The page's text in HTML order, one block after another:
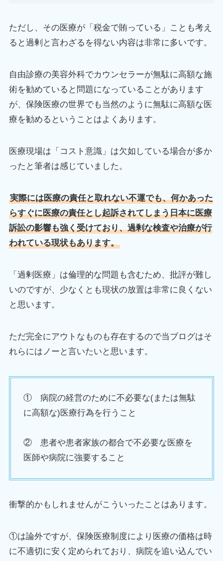
ただし、その医療が「税金で賄っている」ことも考え
ると過剰と言わざるを得ない内容は非常に多いです。
自由診療の美容外科でカウンセラーが無駄に高額な施
術を勧めていると問題になっていることがあります
が、保険医療の世界でも当然のように無駄に高額な医
療を勧めるということはよくあります。
医療現場は「コスト意識」は欠如している場合が多か
ったと筆者は感じていました。
実際には医療の責任と取れない不運でも、何かあった
らすぐに医療の責任とし起訴されてしまう日本に医療
訴訟の影響も強く受けており、過剰な検査や治療が行
われている現状もあります。
「過剰医療」は倫理的な問題も含むため、批評が難し
いのですが、少なくとも現状の放置は非常に良くない
と思います。
ただ完全にアウトなものも存在するので当ブログはそ
れらにはノーと言いたいと思います。
① 病院の経営のために不必要な(または無駄
に高額な)医療行為を行うこと
② 患者や患者家族の都合で不必要な医療を
医師や病院に強要すること
衝撃的かもしれませんがこういったことはあります。
①は論外ですが、保険医療制度により医療の価格は時
に不適切に安く定められており、病院を追い込んでい